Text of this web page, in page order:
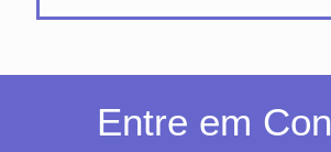
Entre em